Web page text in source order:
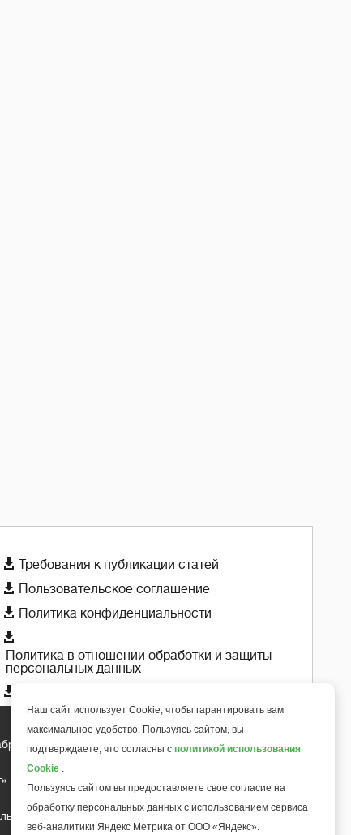
 Требования к публикации статей
 Пользовательское соглашение
 Политика конфиденциальности

Политика в отношении обработки и защиты
персональных данных

2018 года
д.10, офис 211
6+
Наш сайт использует Cookie, чтобы гарантировать вам
максимальное удобство. Пользуясь сайтом, вы
подтверждаете, что согласны с политикой использования
Cookie .
Пользуясь сайтом вы предоставляете свое согласие на
обработку персональных данных с использованием сервиса
веб-аналитики Яндекс Метрика от ООО «Яндекс».